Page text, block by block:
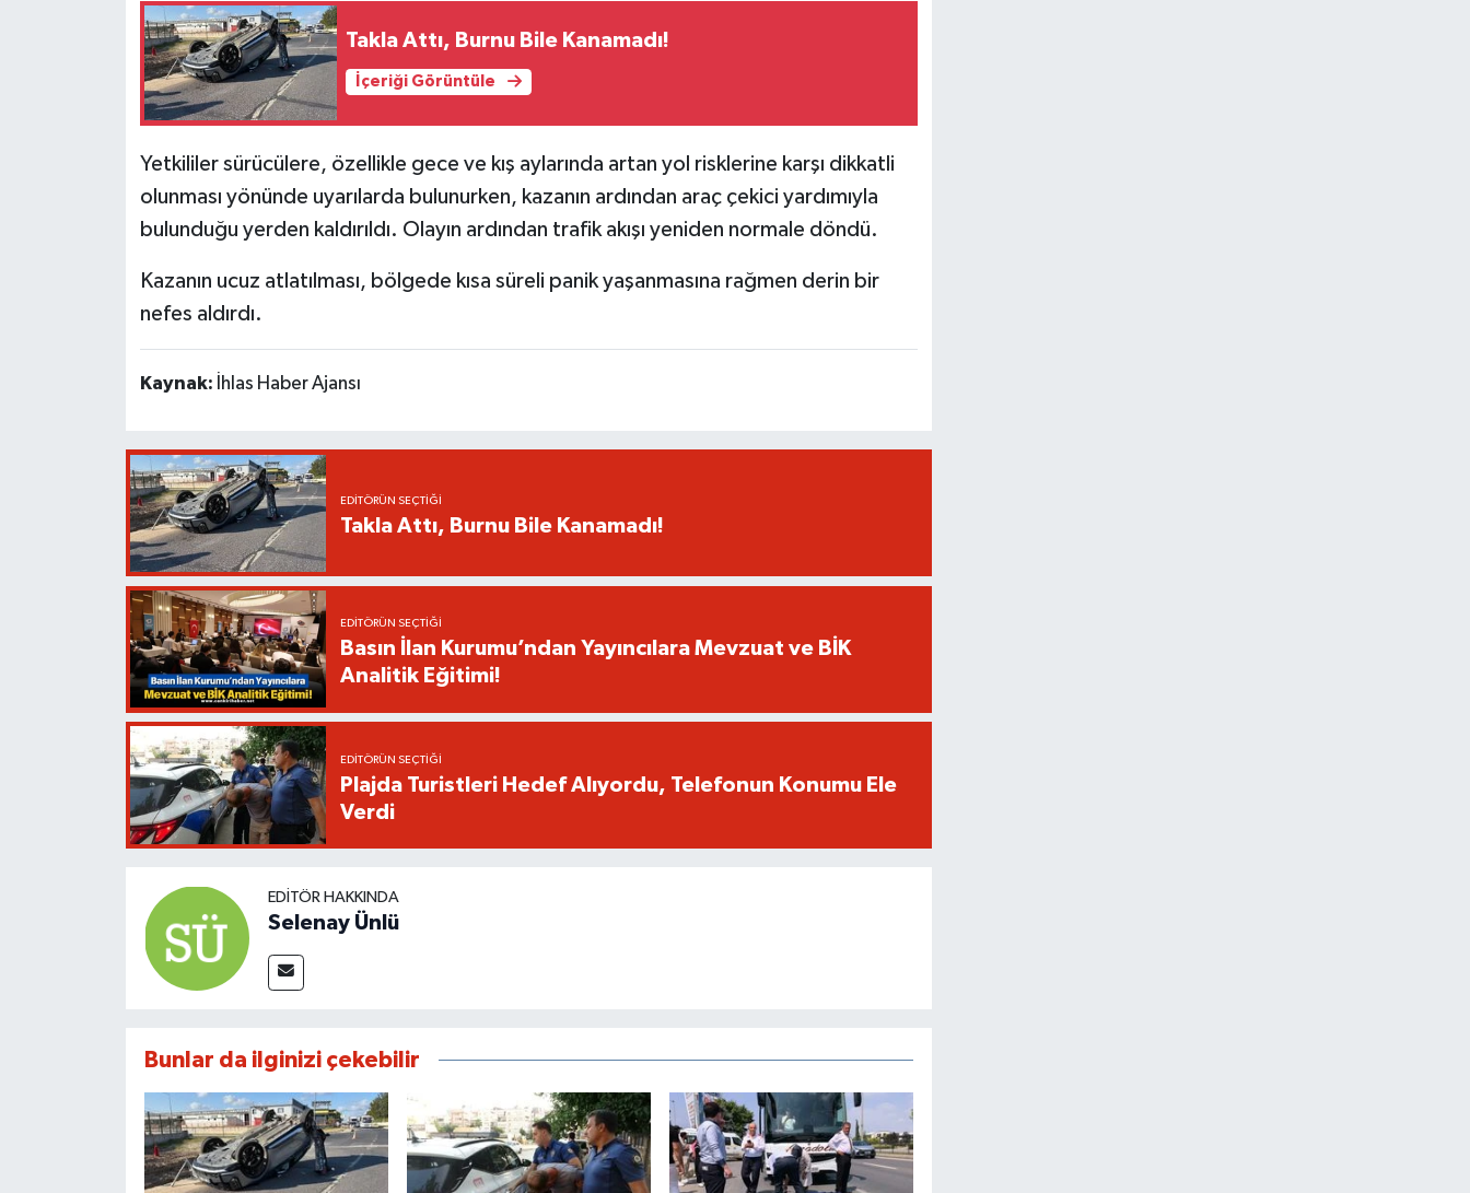
Takla Attı, Burnu Bile Kanamadı!
İçeriği Görüntüle
Yetkililer sürücülere, özellikle gece ve kış aylarında artan yol risklerine karşı dikkatli
olunması yönünde uyarılarda bulunurken, kazanın ardından araç çekici yardımıyla
bulunduğu yerden kaldırıldı. Olayın ardından trafik akışı yeniden normale döndü.
Kazanın ucuz atlatılması, bölgede kısa süreli panik yaşanmasına rağmen derin bir
nefes aldırdı.
Kaynak: İhlas Haber Ajansı
EDITÖRÜN SEÇTIĞI
Takla Attı, Burnu Bile Kanamadı!
EDITÖRÜN SEÇTIĞI
Basın İlan Kurumu’ndan Yayıncılara Mevzuat ve BİK
Analitik Eğitimi!
EDITÖRÜN SEÇTIĞI
Plajda Turistleri Hedef Alıyordu, Telefonun Konumu Ele
Verdi
EDITÖR HAKKINDA
Selenay Ünlü
Bunlar da ilginizi çekebilir